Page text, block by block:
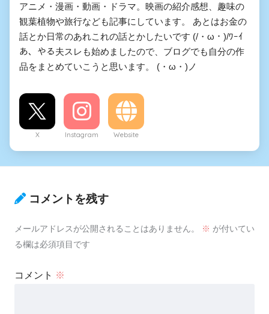
なつしお ◆myjeheQZSo氏の
作品集
７５０円くらいのエロ同人的
宵闇探求録
種馬として異世界召喚された
ﾗﾚﾅｲｿﾞ〜
できる夫はTS悪役令嬢になる
アニメ・漫画・動画・ドラマ。映画の紹介感想、趣味の
観葉植物や旅行なども記事にしています。 あとはお金の
話とか日常のあれこれの話とかしたいです (/・ω・)/ﾜｰｲ
あ、やる夫スレも始めましたので、ブログでも自分の作
品をまとめていこうと思います。 (・ω・)ノ
X Instagram Website
コメントを残す
メールアドレスが公開されることはありません。 ※ が付いてい
る欄は必須項目です
コメント ※